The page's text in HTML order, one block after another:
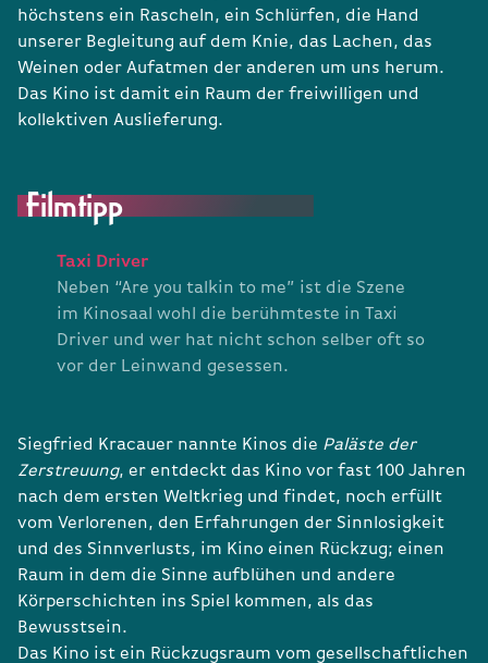
höchstens ein Rascheln, ein Schlürfen, die Hand
unserer Begleitung auf dem Knie, das Lachen, das
Weinen oder Aufatmen der anderen um uns herum.
Das Kino ist damit ein Raum der freiwilligen und
kollektiven Auslieferung.
Filmtipp
Taxi Driver
Neben “Are you talkin to me” ist die Szene
im Kinosaal wohl die berühmteste in Taxi
Driver und wer hat nicht schon selber oft so
vor der Leinwand gesessen.
Siegfried Kracauer nannte Kinos die Paläste der
Zerstreuung, er entdeckt das Kino vor fast 100 Jahren
nach dem ersten Weltkrieg und findet, noch erfüllt
vom Verlorenen, den Erfahrungen der Sinnlosigkeit
und des Sinnverlusts, im Kino einen Rückzug; einen
Raum in dem die Sinne aufblühen und andere
Körperschichten ins Spiel kommen, als das
Bewusstsein.
Das Kino ist ein Rückzugsraum vom gesellschaftlichen